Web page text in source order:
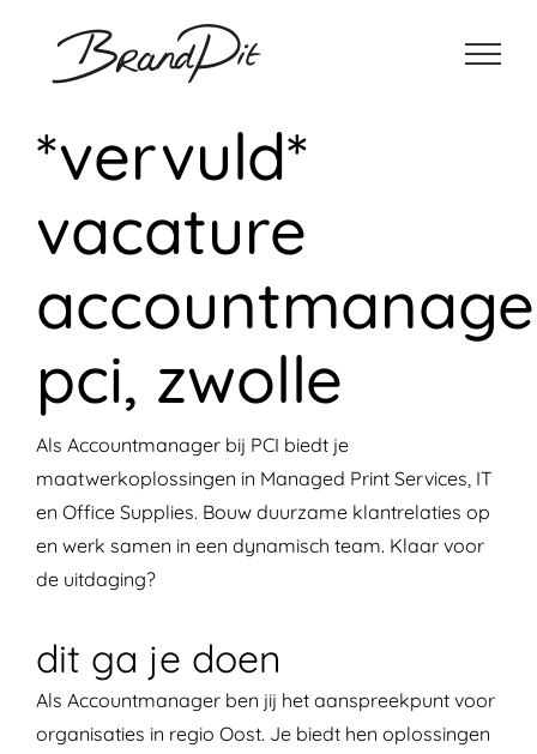
inhoud
*vervuld*
vacature
pci, zwolle
Als Accountmanager bij PCI biedt je
maatwerkoplossingen in Managed Print Services, IT
en Office Supplies. Bouw duurzame klantrelaties op
en werk samen in een dynamisch team. Klaar voor
de uitdaging?
dit ga je doen
Als Accountmanager ben jij het aanspreekpunt voor
organisaties in regio Oost. Je biedt hen oplossingen